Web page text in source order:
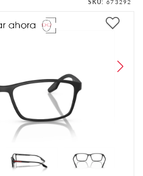
SKU: 673292